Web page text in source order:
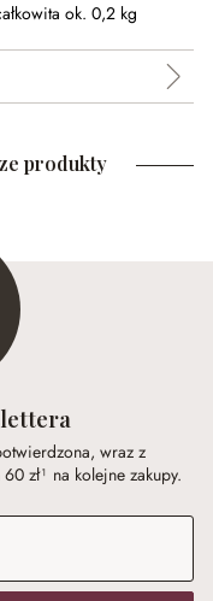
ok. 0,2 kg
produkty
wraz z
zł¹ na kolejne zakupy.